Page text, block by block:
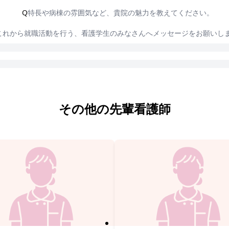
Q特長や病棟の雰囲気など、貴院の魅力を教えてください。
れから就職活動を行う、看護学生のみなさんへメッセージをお願いし
その他の先輩看護師